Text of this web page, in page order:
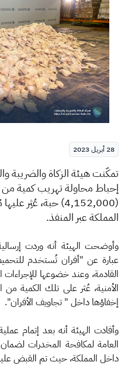
28 أبريل 2023
​​تمكّنت هيئة الزكاة والضريبة
إحباط محاولة تهريب كمية
(4,152,000) حبة، عُثِر
المملكة عبر المنفذ.
وأوضحت الهيئة أنه وردت
عبارة عن "أفران تُستخدم
القادمة، وعند خضوعها للإجراءات
الأمنية، عُثر على تلك الكمية
إخفاؤها داخل " تجاويف الأفران".
وأفادت الهيئة أنه بعد إتمام
العامة لمكافحة المخدرات
داخل المملكة، حيث تم القبض عليهم